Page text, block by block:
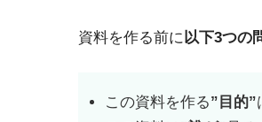
資料を作る前に以下3つの
この資料を作る”目的”